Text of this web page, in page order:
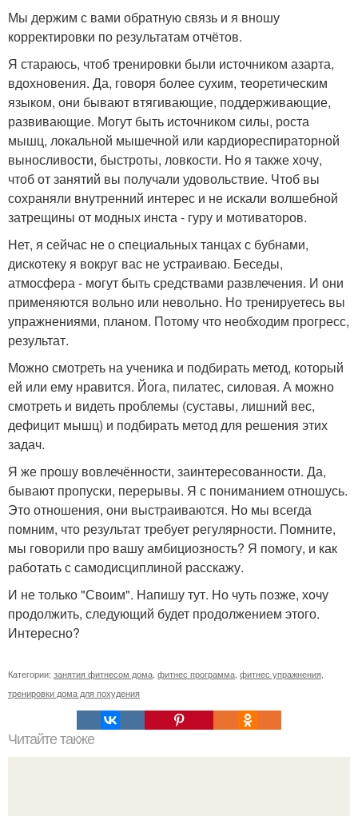
Мы держим с вами обратную связь и я вношу
корректировки по результатам отчётов.
Я стараюсь, чтоб тренировки были источником азарта,
вдохновения. Да, говоря более сухим, теоретическим
языком, они бывают втягивающие, поддерживающие,
развивающие. Могут быть источником силы, роста
мышц, локальной мышечной или кардиореспираторной
выносливости, быстроты, ловкости. Но я также хочу,
чтоб от занятий вы получали удовольствие. Чтоб вы
сохраняли внутренний интерес и не искали волшебной
затрещины от модных инста - гуру и мотиваторов.
Нет, я сейчас не о специальных танцах с бубнами,
дискотеку я вокруг вас не устраиваю. Беседы,
атмосфера - могут быть средствами развлечения. И они
применяются вольно или невольно. Но тренируетесь вы
упражнениями, планом. Потому что необходим прогресс,
результат.
Можно смотреть на ученика и подбирать метод, который
ей или ему нравится. Йога, пилатес, силовая. А можно
смотреть и видеть проблемы (суставы, лишний вес,
дефицит мышц) и подбирать метод для решения этих
задач.
Я же прошу вовлечённости, заинтересованности. Да,
бывают пропуски, перерывы. Я с пониманием отношусь.
Это отношения, они выстраиваются. Но мы всегда
помним, что результат требует регулярности. Помните,
мы говорили про вашу амбициозность? Я помогу, и как
работать с самодисциплиной расскажу.
И не только "Своим". Напишу тут. Но чуть позже, хочу
продолжить, следующий будет продолжением этого.
Интересно?
Категории: занятия фитнесом дома фитнес программа фитнес упражнения
тренировки дома для похудения
Читайте также